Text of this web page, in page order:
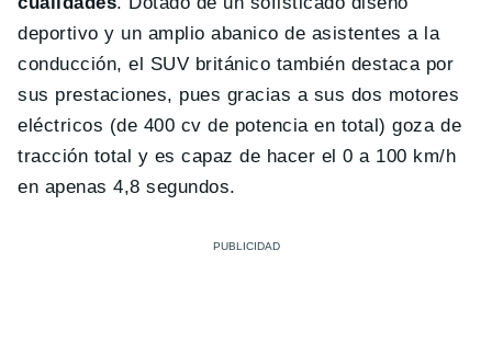
deportivo y un amplio abanico de asistentes a la
conducción, el SUV británico también destaca por
sus prestaciones, pues gracias a sus dos motores
eléctricos (de 400 cv de potencia en total) goza de
tracción total y es capaz de hacer el 0 a 100 km/h
en apenas 4,8 segundos.